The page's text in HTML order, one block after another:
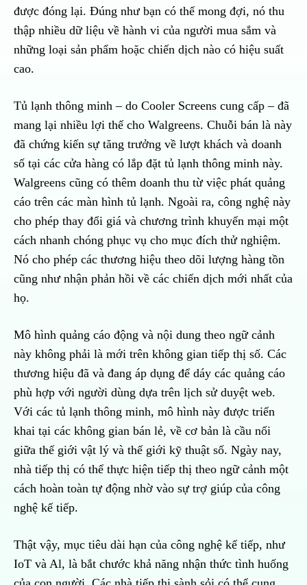
được đóng lại. Đúng như bạn có thể mong đợi, nó thu
thập nhiều dữ liệu về hành vi của người mua sắm và
những loại sản phẩm hoặc chiến dịch nào có hiệu suất
cao.
Tủ lạnh thông minh – do Cooler Screens cung cấp – đã
mang lại nhiều lợi thế cho Walgreens. Chuỗi bán là này
đã chứng kiến sự tăng trưởng về lượt khách và doanh
số tại các cửa hàng có lắp đặt tủ lạnh thông minh này.
Walgreens cũng có thêm doanh thu từ việc phát quảng
cáo trên các màn hình tủ lạnh. Ngoài ra, công nghệ này
cho phép thay đổi giá và chương trình khuyến mại một
cách nhanh chóng phục vụ cho mục đích thử nghiệm.
Nó cho phép các thương hiệu theo dõi lượng hàng tồn
cũng như nhận phản hồi về các chiến dịch mới nhất của
họ.
Mô hình quảng cáo động và nội dung theo ngữ cảnh
này không phải là mới trên không gian tiếp thị số. Các
thương hiệu đã và đang áp dụng để dáy các quảng cáo
phù hợp với người dùng dựa trên lịch sử duyệt web.
Với các tủ lạnh thông minh, mô hình này được triển
khai tại các không gian bán lẻ, về cơ bản là cầu nối
giữa thế giới vật lý và thế giới kỹ thuật số. Ngày nay,
nhà tiếp thị có thể thực hiện tiếp thị theo ngữ cảnh một
cách hoàn toàn tự động nhờ vào sự trợ giúp của công
nghệ kế tiếp.
Thật vậy, mục tiêu dài hạn của công nghệ kế tiếp, như
IoT và Al, là bắt chước khả năng nhận thức tình huống